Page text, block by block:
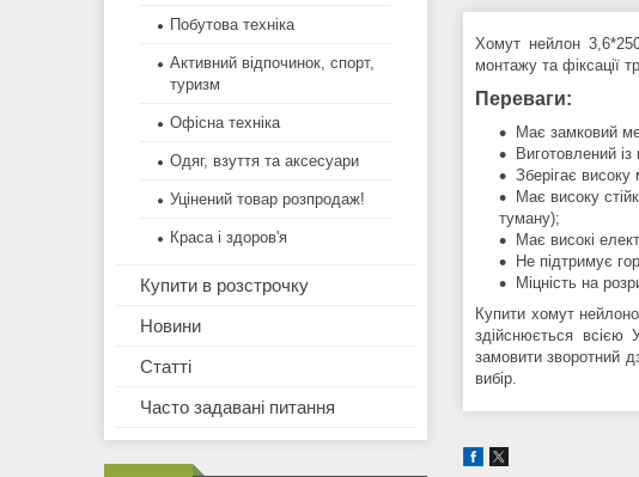
Хомут нейлон
монтажу та фіксації
Переваги:
Має замковий
Виготовлений
Зберігає високу
Має високу
туману);
Має високі
Не підтримує
Міцність на
Купити хомут
здійснюється
замовити зворотний
вибір.
Побутова техніка
Активний відпочинок, спорт,
туризм
Офісна техніка
Одяг, взуття та аксесуари
Уцінений товар розпродаж!
Краса і здоров'я
Купити в розстрочку
Новини
Статті
Часто задавані питання